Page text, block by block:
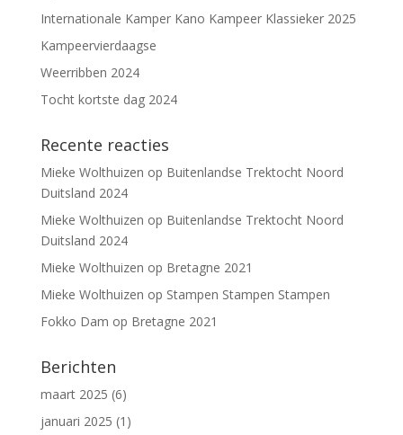
Internationale Kamper Kano Kampeer Klassieker 2025
Kampeervierdaagse
Weerribben 2024
Tocht kortste dag 2024
Recente reacties
Mieke Wolthuizen op Buitenlandse Trektocht Noord
Duitsland 2024
Mieke Wolthuizen op Buitenlandse Trektocht Noord
Duitsland 2024
Mieke Wolthuizen op Bretagne 2021
Mieke Wolthuizen op Stampen Stampen Stampen
Fokko Dam op Bretagne 2021
Berichten
maart 2025 (6)
januari 2025 (1)